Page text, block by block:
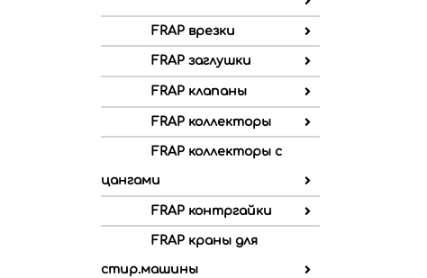
FRAP врезки
FRAP заглушки
FRAP клапаны
FRAP коллекторы
FRAP коллекторы с
цангами
FRAP контргайки
FRAP краны для
стир.машины